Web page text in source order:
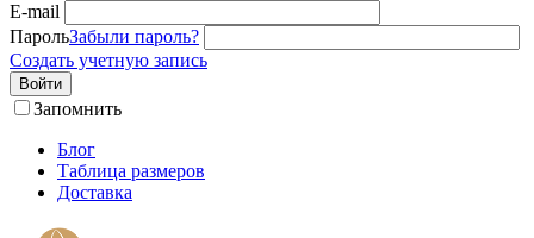
E-mail
ПарольЗабыли пароль?
Создать учетную запись
Войти
Запомнить
Блог
Таблица размеров
Доставка